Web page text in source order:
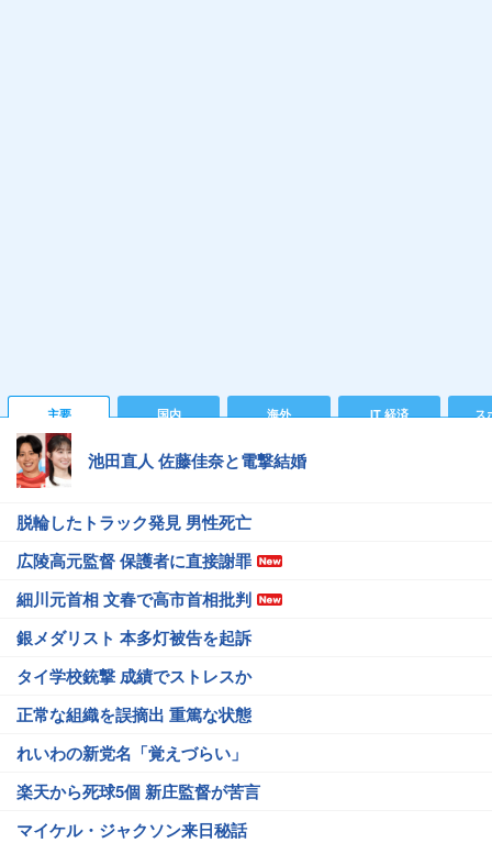
主要 国内 海外 IT 経済 ス
池田直人 佐藤佳奈と電撃結婚
脱輪したトラック発見 男性死亡
広陵高元監督 保護者に直接謝罪
細川元首相 文春で高市首相批判
銀メダリスト 本多灯被告を起訴
タイ学校銃撃 成績でストレスか
正常な組織を誤摘出 重篤な状態
れいわの新党名「覚えづらい」
楽天から死球5個 新庄監督が苦言
マイケル・ジャクソン来日秘話